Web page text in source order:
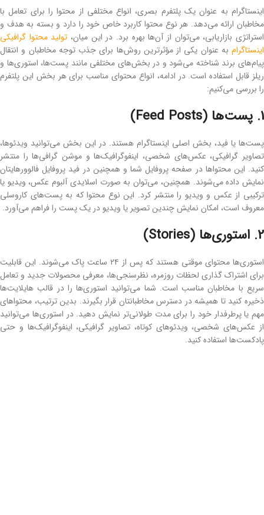
اینستاگرام به‌ عنوان یک پلتفرم بصری، انواع مختلفی از محتوا را برای تعامل با
مخاطبان ارائه می‌دهد. هر نوع محتوا کاربرد خاص خود را دارد و بسته‌ به هدف و
استراتژی بازاریابی، می‌توان از آن‌ها بهره برد. در این میان، تولید محتوا گرافیکی
اینستاگرام به‌ عنوان یکی از مؤثرترین روش‌ها برای جذب توجه مخاطبان و انتقال
پیام‌های برند شناخته می‌شود و در بخش‌های مختلفی مانند پست‌ها، استوری‌ها و
ریلز قابل استفاده است. در ادامه، انواع محتوای مناسب برای هر بخش این پلتفرم
را بررسی می‌کنیم:
1. پست‌ها (Feed Posts)
پست‌ها یا فید، بخش اصلی اینستاگرام هستند. در این بخش می‌توانید ویدئوها،
تصاویر گرافیکی، عکس‌های شخصی، اینفوگرافیک‌ها و موشن گرافی‌ها را منتشر
کنید. این محتواها در صفحه پروفایل شما و همچنین در فید پروفایل فالوورهایتان
نمایش داده می‌شوند. همچنین، می‌توان به ‌صورت اسلایدی آلبوم عکس، ویدیو یا
ترکیبی از عکس و ویدیو را منتشر کرد. این نوع محتوا که به پست‌های کاروسلی
معروف است، امکان نمایش چندین تصویر یا ویدیو در یک پست را فراهم می‌آورد.
2. استوری‌ها (Stories)
استوری‌ها محتوای موقتی هستند که پس از ۲۴ ساعت پاک می‌شوند. این قابلیت
برای اشتراک‌ گذاری لحظات روزمره، نظرسنجی‌ها، معرفی محصولات جدید و تعامل
سریع با مخاطبان مناسب است. شما می‌توانید استوری‌ها را در قالب هایلایت‌ها
ذخیره کنید تا همیشه در دسترس مخاطبانتان قرار بگیرند. بدین ترتیب، محتواهای
مهم یا پرطرفدار خود را برای مدت طولانی‌تر نمایش دهید. در استوری‌ها می‌توانید
از عکس‌های شخصی، ویدئوهای کوتاه، تصاویر گرافیکی، اینفوگرافیک‌ها و حتی
پادکست‌ها استفاده کنید.